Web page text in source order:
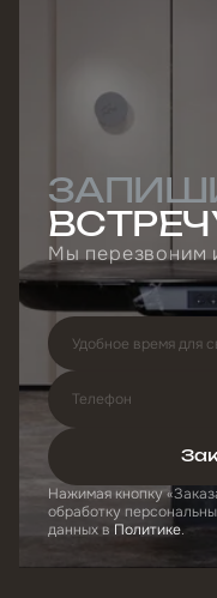
Мы перезвоним
Удобное время для
Телефон
Нажимая кнопку
обработку
данных в Политике.
Ошибка
Форма появится через